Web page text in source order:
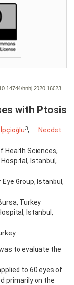
10.14744/hnhj.2020.16023
with Ptosis
3,
Necdet
Health Sciences,
Istanbul,
Group, Istanbul,
Turkey
Istanbul,
to evaluate the
to 60 eyes of
primarily on the